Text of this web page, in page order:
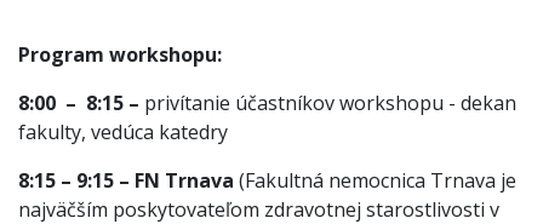
Program workshopu:
8:00 – 8:15 – privítanie účastníkov workshopu - dekan
fakulty, vedúca katedry
8:15 – 9:15 – FN Trnava (Fakultná nemocnica Trnava je
najväčším poskytovateľom zdravotnej starostlivosti v